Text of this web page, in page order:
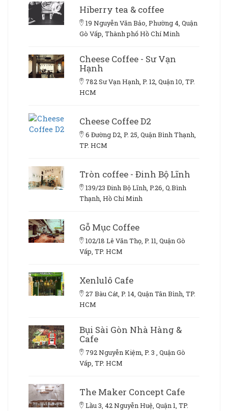
Hiberry tea & coffee
19 Nguyễn Văn Bảo, Phường 4, Quận
Gò Vấp, Thành phố Hồ Chí Minh
Cheese Coffee - Sư Vạn
Hạnh
782 Sư Vạn Hạnh, P. 12, Quận 10, TP.
HCM
Cheese Coffee D2
6 Đường D2, P. 25, Quận Bình Thạnh,
TP. HCM
Tròn coffee - Đinh Bộ Lĩnh
139/23 Đinh Bộ Lĩnh, P.26, Q.Bình
Thạnh, Hồ Chí Minh
Gỗ Mục Coffee
102/18 Lê Văn Thọ, P. 11, Quận Gò
Vấp, TP. HCM
Xenlulô Cafe
27 Bàu Cát, P. 14, Quận Tân Bình, TP.
HCM
Bụi Sài Gòn Nhà Hàng &
Cafe
792 Nguyễn Kiệm, P. 3 , Quận Gò
Vấp, TP. HCM
The Maker Concept Cafe
Lầu 3, 42 Nguyễn Huệ, Quận 1, TP.